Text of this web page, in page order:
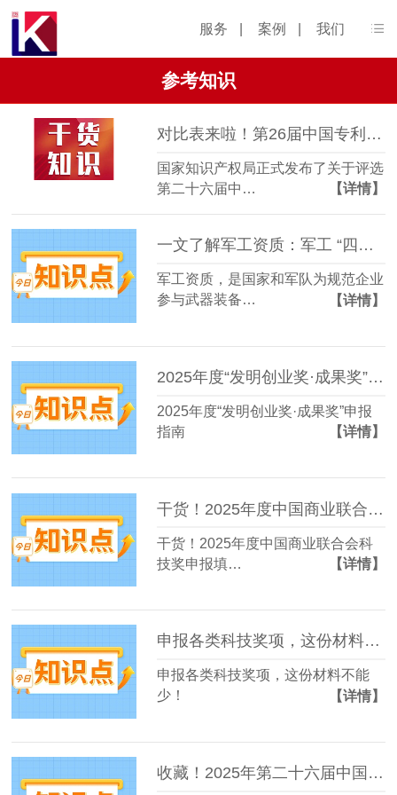
服务 案例 我们
参考知识
对比表来啦！第26届中国专利奖申报通知新变化
国家知识产权局正式发布了关于评选
第二十六届中…
【详情】
一文了解军工资质：军工 “四证” 申报条件及流程
军工资质，是国家和军队为规范企业
参与武器装备…
【详情】
2025年度“发明创业奖·成果奖”申报指南
2025年度“发明创业奖·成果奖”申报
指南
【详情】
干货！2025年度中国商业联合会科技奖申报填写注意事项
干货！2025年度中国商业联合会科
技奖申报填…
【详情】
申报各类科技奖项，这份材料不能少！
申报各类科技奖项，这份材料不能
少！
【详情】
收藏！2025年第二十六届中国专利奖申报早规划